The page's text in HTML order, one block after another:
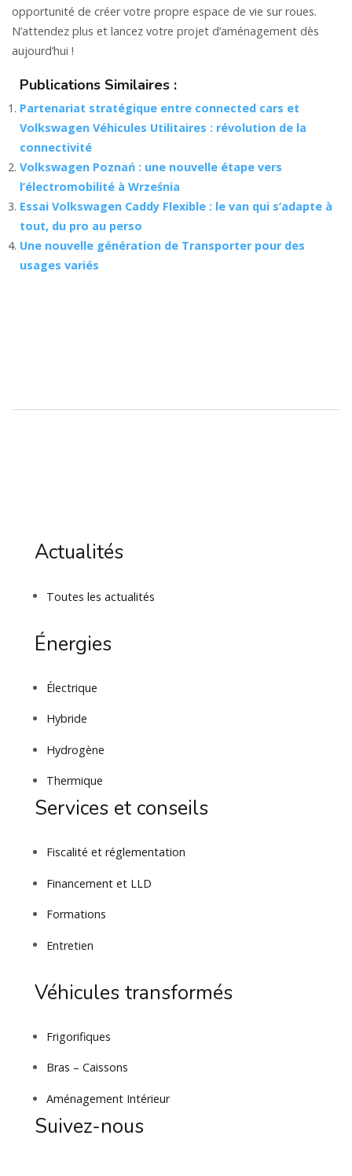
opportunité de créer votre propre espace de vie sur roues.
N’attendez plus et lancez votre projet d’aménagement dès
aujourd’hui !
Publications Similaires :
Partenariat stratégique entre connected cars et
Volkswagen Véhicules Utilitaires : révolution de la
connectivité
Volkswagen Poznań : une nouvelle étape vers
l’électromobilité à Września
Essai Volkswagen Caddy Flexible : le van qui s’adapte à
tout, du pro au perso
Une nouvelle génération de Transporter pour des
usages variés
Actualités
Toutes les actualités
Énergies
Électrique
Hybride
Hydrogène
Thermique
Services et conseils
Fiscalité et réglementation
Financement et LLD
Formations
Entretien
Véhicules transformés
Frigorifiques
Bras – Caissons
Aménagement Intérieur
Suivez-nous